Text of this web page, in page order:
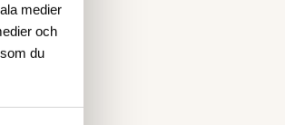
medier
och
du